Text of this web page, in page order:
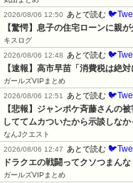
2026/08/06 12:50
あとで読む
【驚愕】息子の住宅ローンに親
キスログ
2026/08/06 12:48
あとで読む
【速報】高市早苗「消費税は絶
ガールズVIPまとめ
2026/08/06 12:51
あとで読む
【悲報】ジャンポケ斉藤さんの
しててムカついたから示談しな
なんJクエスト
2026/08/06 12:47
あとで読む
ドラクエの戦闘ってクソつまん
ガールズVIPまとめ